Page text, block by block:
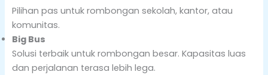
Pilihan pas untuk rombongan sekolah, kantor, atau
komunitas.
Big Bus
Solusi terbaik untuk rombongan besar. Kapasitas luas
dan perjalanan terasa lebih lega.